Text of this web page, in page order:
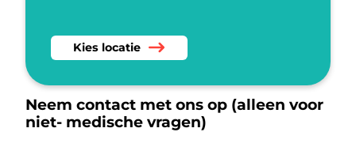
Kies Huisartsenspoedpost Zuidoost als locatie
Kies locatie
Neem contact met ons op (alleen voor
niet- medische vragen)